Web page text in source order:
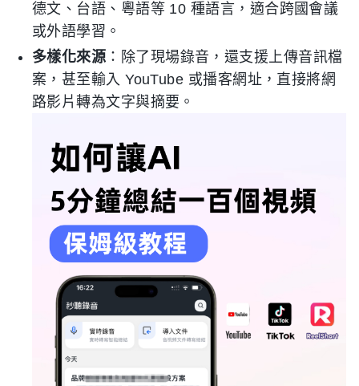
德文、台語、粵語等 10 種語言，適合跨國會議
或外語學習。
多樣化來源 ：除了現場錄音，還支援上傳音訊檔
案，甚至輸入 YouTube 或播客網址，直接將網
路影片轉為文字與摘要。